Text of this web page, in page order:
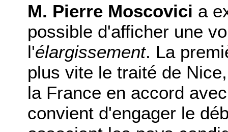
M. Pierre Moscovici a
possible d'afficher une
l'élargissement. La
plus vite le traité de
la France en accord
convient d'engager le